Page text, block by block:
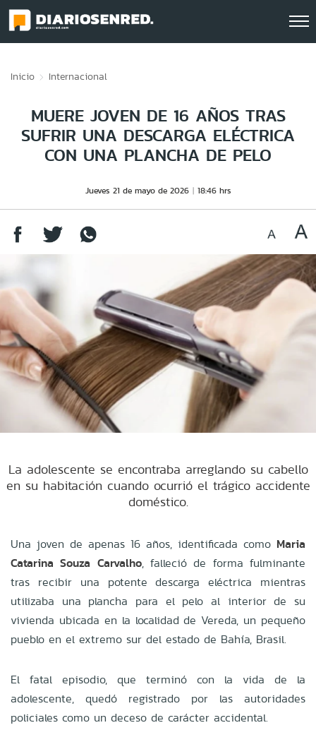
Inicio Internacional
MUERE JOVEN DE 16 AÑOS TRAS
SUFRIR UNA DESCARGA ELÉCTRICA
CON UNA PLANCHA DE PELO
Jueves 21 de mayo de 2026 18:46 hrs
La adolescente se encontraba arreglando su cabello
en su habitación cuando ocurrió el trágico accidente
doméstico.
Una joven de apenas 16 años, identificada como Maria
Catarina Souza Carvalho, falleció de forma fulminante
tras recibir una potente descarga eléctrica mientras
utilizaba una plancha para el pelo al interior de su
vivienda ubicada en la localidad de Vereda, un pequeño
pueblo en el extremo sur del estado de Bahía, Brasil.
El fatal episodio, que terminó con la vida de la
adolescente, quedó registrado por las autoridades
policiales como un deceso de carácter accidental.